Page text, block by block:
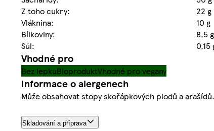
Z toho cukry:
22 g
Vláknina:
10 g
Bílkoviny:
8,5 g
Sůl:
0,15
Vhodné pro
Bez lepkuBioproduktVhodné pro vegany
Informace o alergenech
Může obsahovat stopy skořápkových plodů a arašídů.
Skladování a příprava